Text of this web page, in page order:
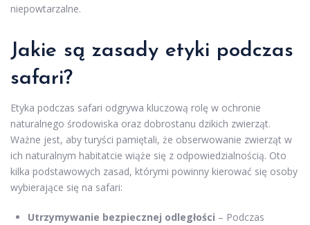
niepowtarzalne.
Jakie są zasady etyki podczas
safari?
Etyka podczas safari odgrywa kluczową rolę w ochronie
naturalnego środowiska oraz dobrostanu dzikich zwierząt.
Ważne jest, aby turyści pamiętali, że obserwowanie zwierząt w
ich naturalnym habitatcie wiąże się z odpowiedzialnością. Oto
kilka podstawowych zasad, którymi powinny kierować się osoby
wybierające się na safari:
Utrzymywanie bezpiecznej odległości – Podczas